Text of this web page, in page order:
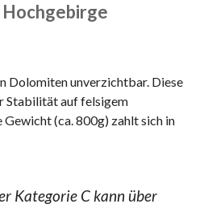
Dolomiten unverzichtbar. Diese
Stabilität auf felsigem
Gewicht (ca. 800g) zahlt sich in
Kategorie C kann über